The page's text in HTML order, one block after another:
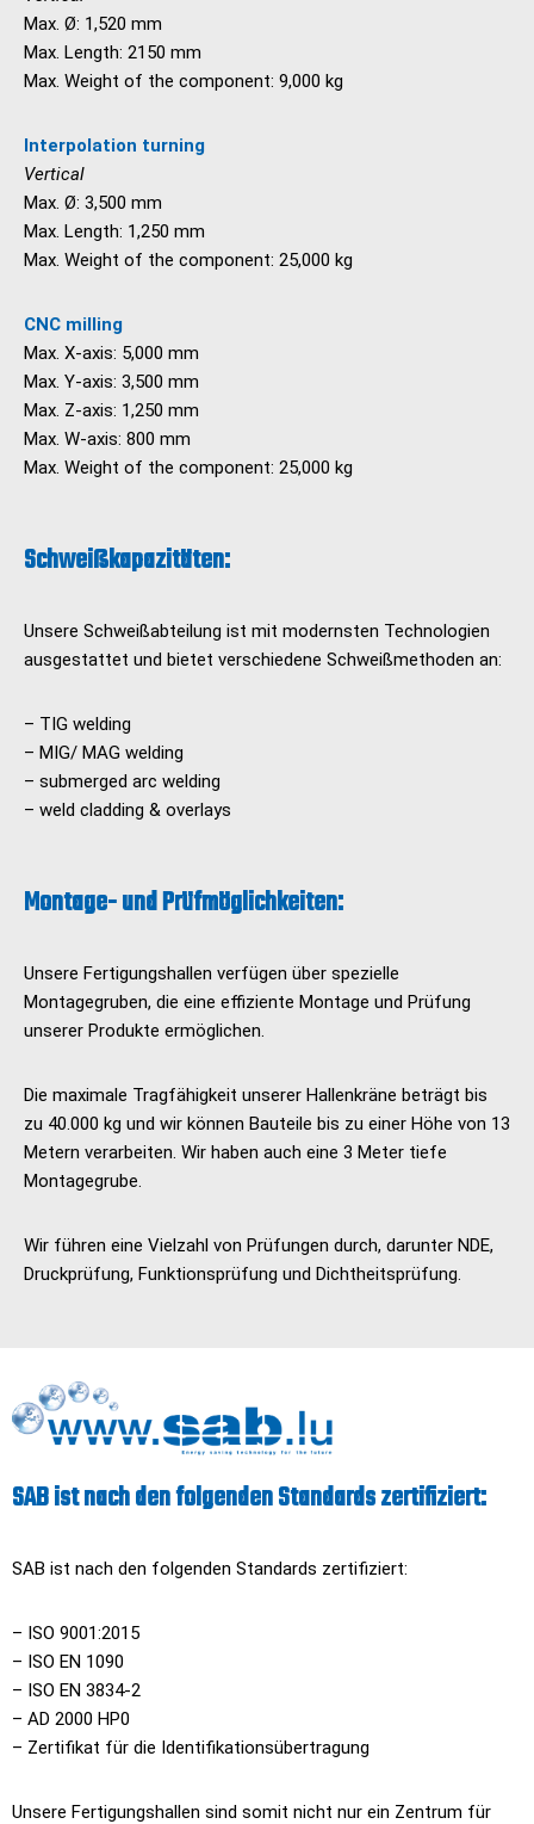
Max. Ø: 1,520 mm
Max. Length: 2150 mm
Max. Weight of the component: 9,000 kg
Interpolation turning
Vertical
Max. Ø: 3,500 mm
Max. Length: 1,250 mm
Max. Weight of the component: 25,000 kg
CNC milling
Max. X-axis: 5,000 mm
Max. Y-axis: 3,500 mm
Max. Z-axis: 1,250 mm
Max. W-axis: 800 mm
Max. Weight of the component: 25,000 kg
Schweißkapazitäten:
Unsere Schweißabteilung ist mit modernsten Technologien
ausgestattet und bietet verschiedene Schweißmethoden an:
– TIG welding
– MIG/ MAG welding
– submerged arc welding
– weld cladding & overlays
Montage- und Prüfmöglichkeiten:
Unsere Fertigungshallen verfügen über spezielle
Montagegruben, die eine effiziente Montage und Prüfung
unserer Produkte ermöglichen.
Die maximale Tragfähigkeit unserer Hallenkräne beträgt bis
zu 40.000 kg und wir können Bauteile bis zu einer Höhe von 13
Metern verarbeiten. Wir haben auch eine 3 Meter tiefe
Montagegrube.
Wir führen eine Vielzahl von Prüfungen durch, darunter NDE,
Druckprüfung, Funktionsprüfung und Dichtheitsprüfung.
SAB ist nach den folgenden Standards zertifiziert:
SAB ist nach den folgenden Standards zertifiziert:
– ISO 9001:2015
– ISO EN 1090
– ISO EN 3834-2
– AD 2000 HP0
– Zertifikat für die Identifikationsübertragung
Unsere Fertigungshallen sind somit nicht nur ein Zentrum für